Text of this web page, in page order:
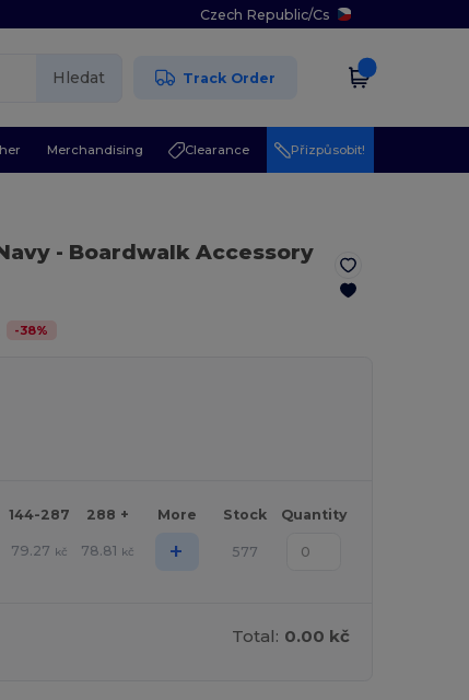
Czech Republic/Cs
Hledat Track Order
Merchandising Clearance Přizpůsobit!
- Boardwalk Accessory
-38%
144-287 288 + More Stock
Quantity
79.27 kč 78.81 kč + 577
Total: 0.00 kč